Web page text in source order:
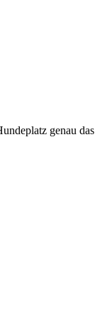
genau das